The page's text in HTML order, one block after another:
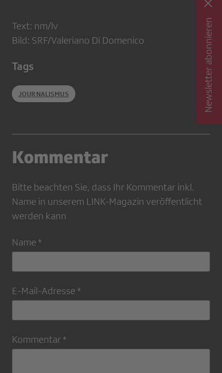
Text: nm/lv
Bild: SRF/Valeriano Di Domenico
Tags
JOURNALISMUS
Kommentar
Bitte beachten Sie, dass Ihr Kommentar inkl.
Name in unserem LINK-Magazin veröffentlicht
werden kann
Name *
E-Mail-Adresse *
Kommentar *
Newsletter abonnieren